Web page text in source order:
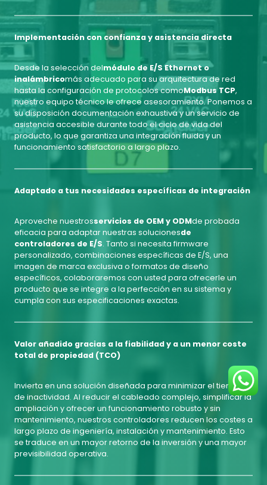
Implementación con confianza y asistencia directa
Desde la selección delmódulo de E/S Ethernet o
inalámbricomás adecuado para su arquitectura de red
hasta la configuración de protocolos comoModbus TCP,
nuestro equipo técnico le ofrece asesoramiento. Ponemos a
su disposición documentación exhaustiva y un servicio de
asistencia accesible durante todo el ciclo de vida del
producto, lo que garantiza una integración fluida y un
funcionamiento satisfactorio a largo plazo.
Adaptado a tus necesidades específicas de integración
Aproveche nuestrosservicios de OEM y ODMde probada
eficacia para adaptar nuestras solucionesde
controladores de E/S. Tanto si necesita firmware
personalizado, combinaciones específicas de E/S, una
imagen de marca exclusiva o formatos de diseño
específicos, colaboraremos con usted para ofrecerle un
producto que se integre a la perfección en su sistema y
cumpla con sus especificaciones exactas.
Valor añadido gracias a la fiabilidad y a un menor coste
total de propiedad (TCO)
Invierta en una solución diseñada para minimizar el tiempo
de inactividad. Al reducir el cableado complejo, simplificar la
ampliación y ofrecer un funcionamiento robusto y sin
mantenimiento, nuestros controladores reducen los costes a
largo plazo de ingeniería, instalación y mantenimiento. Esto
se traduce en un mayor retorno de la inversión y una mayor
previsibilidad operativa.